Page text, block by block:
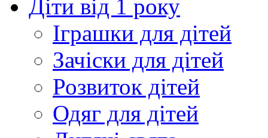
Діти від 1 року
Іграшки для дітей
Зачіски для дітей
Розвиток дітей
Одяг для дітей